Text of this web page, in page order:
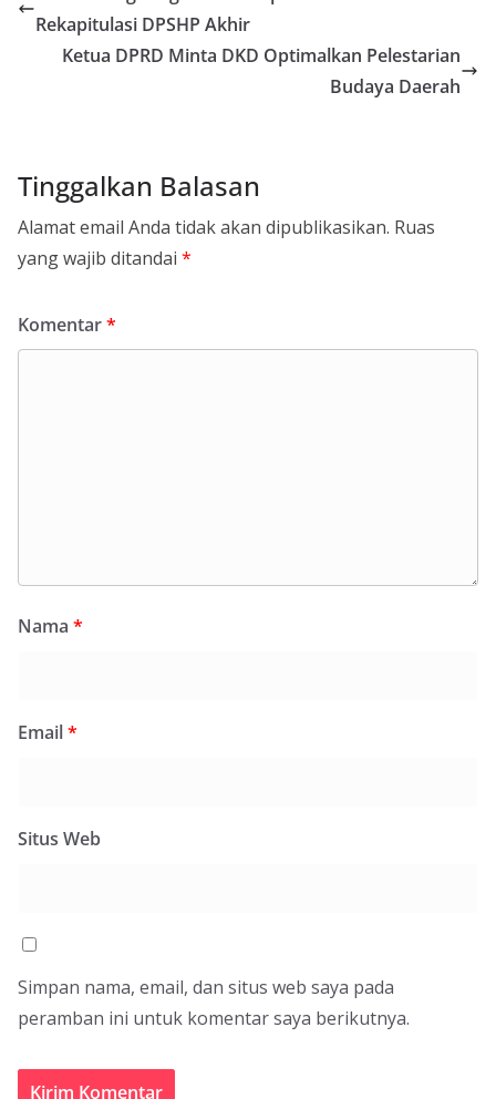
Rekapitulasi DPSHP Akhir
Ketua DPRD Minta DKD Optimalkan Pelestarian
Budaya Daerah
Tinggalkan Balasan
Alamat email Anda tidak akan dipublikasikan. Ruas
yang wajib ditandai *
Komentar*
Nama *
Email*
Situs Web
Simpan nama, email, dan situs web saya pada
peramban ini untuk komentar saya berikutnya.